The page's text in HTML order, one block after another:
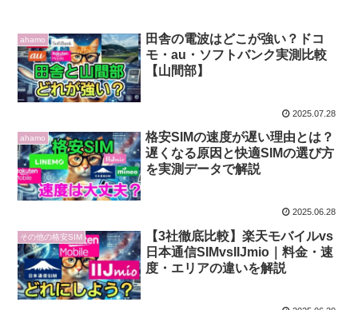
ahamo
田舎の電波はどこが強い？ドコ
モ・au・ソフトバンク実測比較
【山間部】
2025.07.28
ahamo
格安SIMの速度が遅い理由とは？
遅くなる原因と快適SIMの選び方
を実測データで解説
2025.06.28
その他の格安SIM
【3社徹底比較】楽天モバイルvs
日本通信SIMvsIIJmio｜料金・速
度・エリアの違いを解説